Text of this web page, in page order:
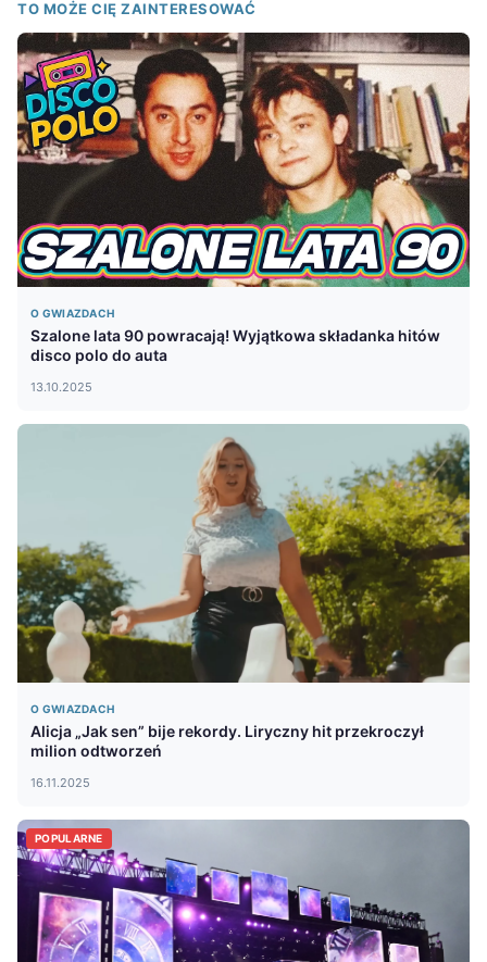
TO MOŻE CIĘ ZAINTERESOWAĆ
O GWIAZDACH
Szalone lata 90 powracają! Wyjątkowa składanka hitów
disco polo do auta
13.10.2025
O GWIAZDACH
Alicja „Jak sen” bije rekordy. Liryczny hit przekroczył
milion odtworzeń
16.11.2025
POPULARNE